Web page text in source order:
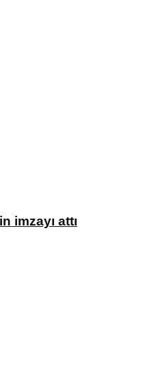
imzayı attı